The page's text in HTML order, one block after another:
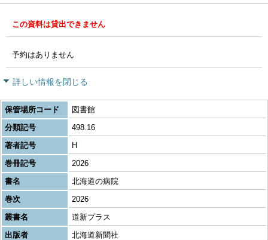
この資料は貸出できません
予約はありません
詳しい情報を閉じる
保管場所コード
図書館
分類記号
498.16
著者記号
H
巻冊記号
2026
書名
北海道の病院
巻次
2026
叢書名
道新プラス
出版者
北海道新聞社